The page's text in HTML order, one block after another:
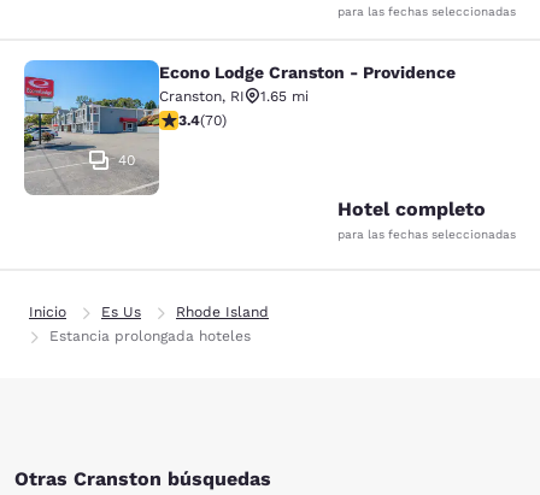
para las fechas seleccionadas
Econo Lodge Cranston - Providence
40
Econo Lodge Cranston - Providence
Cranston, RI
1.65 mi
calificación de 3.39 estrellas. Bueno. 70 reseñas
3.4(70)
Hotel completo
para las fechas seleccionadas
Inicio Es Us
Rhode Island
Estancia prolongada hoteles
Otras Cranston búsquedas